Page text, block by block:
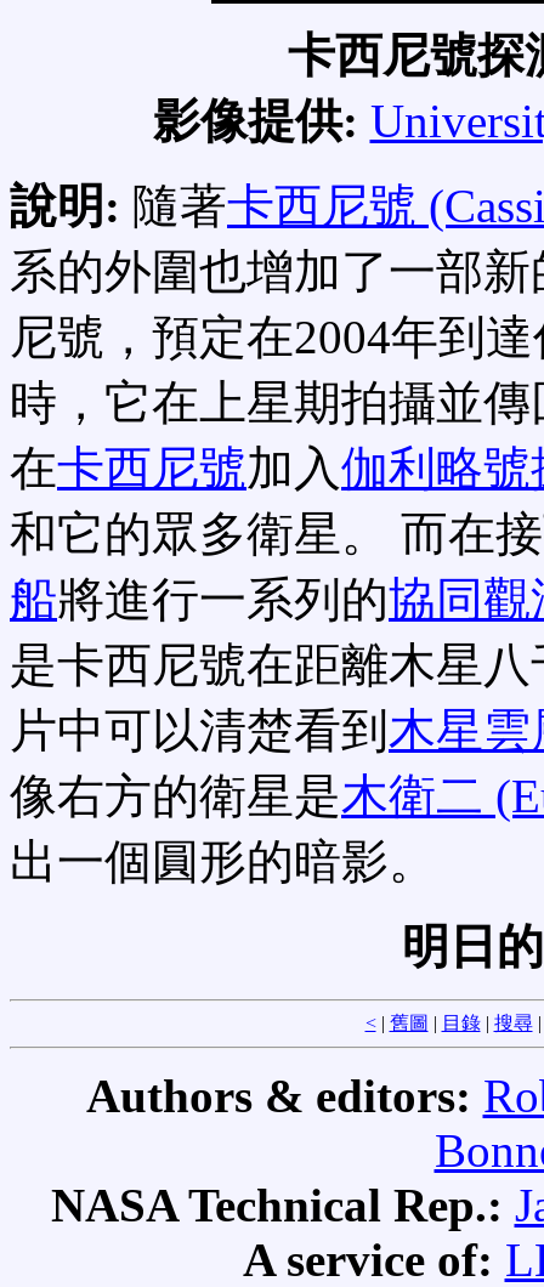
卡西尼號探
影像提供:
說明: 隨著卡西尼號
系的外圍也增加了一部
尼號，預定在2004年到
時，它在上星期拍攝並傳
在卡西尼號加入伽利略號
和它的眾多衛星。 而在
船將進行一系列的協同觀
是卡西尼號在距離木星
片中可以清楚看到 木星雲
像右方的衛星是木衛二
出一個圓形的暗影。
明日
<| 舊圖 | 目錄| 搜尋
Authors & editors:
NASA Technical Rep.:
A service of: